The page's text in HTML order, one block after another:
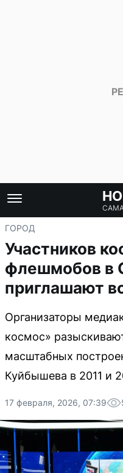
ГОРОД
Участников
флешмобов в
приглашают
Организаторы
космос»
масштабных
Куйбышева в 2011 и
17 февраля, 2026, 07:39